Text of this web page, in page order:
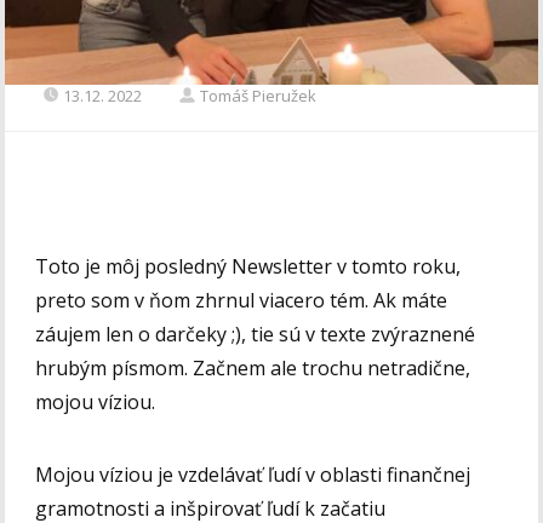
13.12. 2022 Tomáš Pieružek
Toto je môj posledný Newsletter v tomto roku,
preto som v ňom zhrnul viacero tém. Ak máte
záujem len o darčeky ;), tie sú v texte zvýraznené
hrubým písmom. Začnem ale trochu netradične,
mojou víziou.
Mojou víziou je vzdelávať ľudí v oblasti finančnej
gramotnosti a inšpirovať ľudí k začatiu